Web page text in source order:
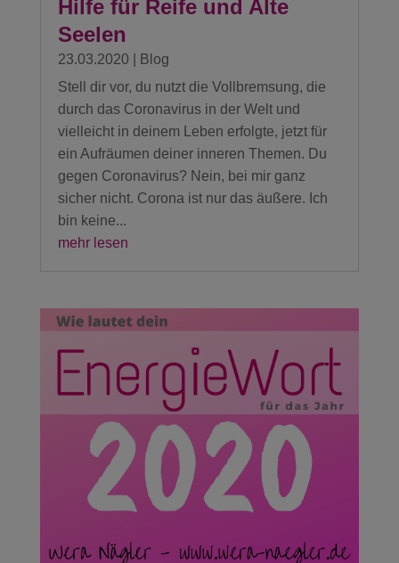
Hilfe für Reife und Alte
Seelen
23.03.2020
Blog
Stell dir vor, du nutzt die Vollbremsung, die
durch das Coronavirus in der Welt und
vielleicht in deinem Leben erfolgte, jetzt für
ein Aufräumen deiner inneren Themen. Du
gegen Coronavirus? Nein, bei mir ganz
sicher nicht. Corona ist nur das äußere. Ich
bin keine...
mehr lesen